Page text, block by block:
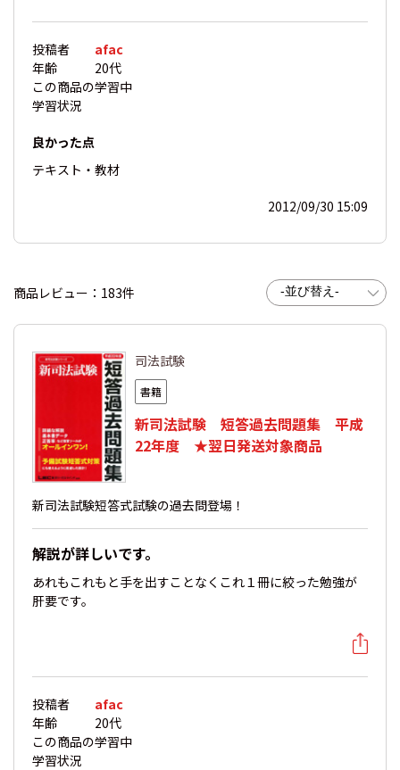
投稿者
afac
年齢
20代
この商品の
学習状況
学習中
良かった点
テキスト・教材
2012/09/30 15:09
商品レビュー：183件
司法試験
書籍
新司法試験 短答過去問題集 平成
22年度 ★翌日発送対象商品
新司法試験短答式試験の過去問登場！
解説が詳しいです。
あれもこれもと手を出すことなくこれ１冊に絞った勉強が
肝要です。
投稿者
afac
年齢
20代
この商品の
学習状況
学習中